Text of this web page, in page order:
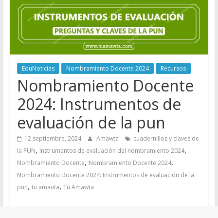
EduNoticias Nombramiento Docente 2024 Recursos
Nombramiento Docente
2024: Instrumentos de
evaluación de la pun
12 septiembre, 2024 Amawta
cuadernillos y claves de
la PUN, Instrumentos de evaluación del nombramiento 2024,
Nombramiento Docente, Nombramiento Docente 2024,
Nombramiento Docente 2024: Instrumentos de evaluación de la
pun, tu amauta, Tu Amawta